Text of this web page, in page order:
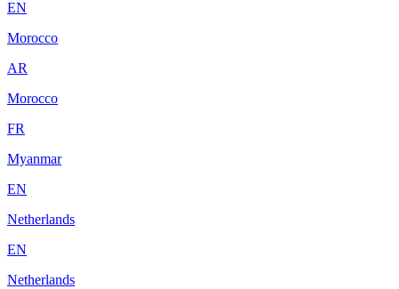
EN
Morocco
AR
Morocco
FR
Myanmar
EN
Netherlands
EN
Netherlands